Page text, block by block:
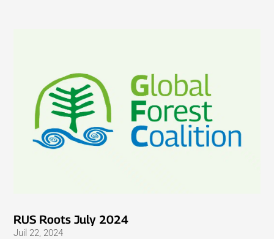
RUS Roots July 2024
Juil 22, 2024